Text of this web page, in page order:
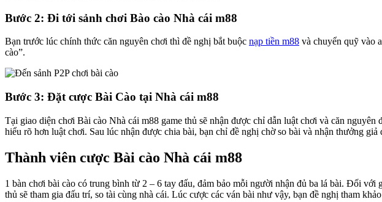
Bước 2: Đi tới sảnh chơi Bào cào Nhà cái m88
Bạn trước lúc chính thức căn nguyên chơi thì đề nghị bắt buộc nạp tiền m88 và chuyển quỹ vào
cào”.
Bước 3: Đặt cược Bài Cào tại Nhà cái m88
Tại giao diện chơi Bài cào Nhà cái m88 game thủ sẽ nhận được chỉ dẫn luật chơi và căn
hiểu rõ hơn luật chơi. Sau lúc nhận được chia bài, bạn chỉ đề nghị chờ so bài và nhận thưởng
Thành viên cược Bài cào Nhà cái m88
1 bàn chơi bài cào có trung bình từ 2 – 6 tay đấu, đảm bảo mỗi người nhận đủ ba lá bài. Đối với
thủ sẽ tham gia đấu trí, so tài cùng nhà cái. Lúc cược các ván bài như vậy, bạn đề nghị tham